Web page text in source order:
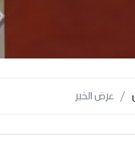
عرض الخبر